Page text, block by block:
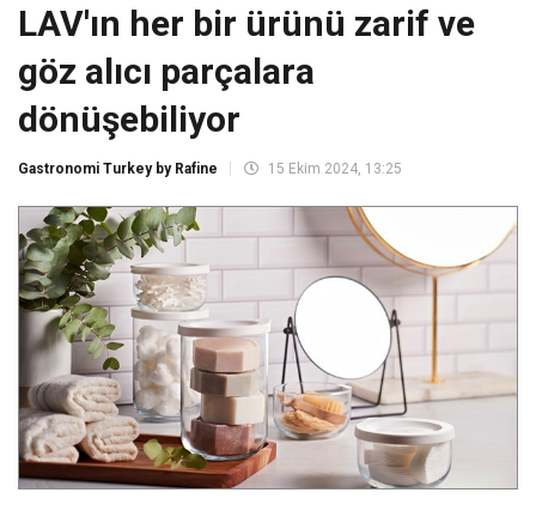
LAV'ın her bir ürünü zarif ve
göz alıcı parçalara
dönüşebiliyor
Gastronomi Turkey by Rafine 15 Ekim 2024, 13:25